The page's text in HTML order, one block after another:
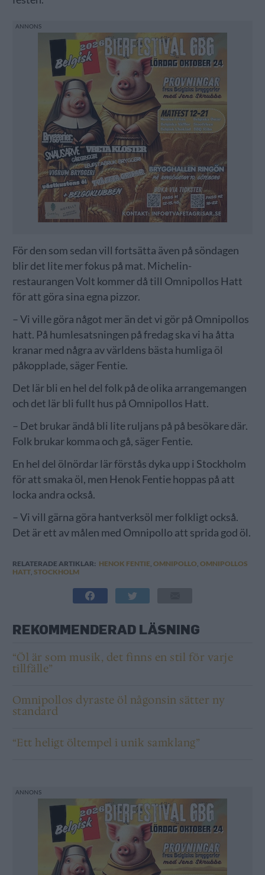
För den som sedan vill fortsätta även på söndagen
blir det lite mer fokus på mat. Michelin-
restaurangen Volt kommer då till Omnipollos Hatt
för att göra sina egna pizzor.
– Vi ville göra något mer än det vi gör på Omnipollos
hatt. På humlesatsningen på fredag ska vi ha åtta
kranar med några av världens bästa humliga öl
påkopplade, säger Fentie.
Det lär bli en hel del folk på de olika arrangemangen
och det lär bli fullt hus på Omnipollos Hatt.
– Det brukar ändå bli lite ruljans på på besökare där.
Folk brukar komma och gå, säger Fentie.
En hel del ölnördar lär förstås dyka upp i Stockholm
för att smaka öl, men Henok Fentie hoppas på att
locka andra också.
– Vi vill gärna göra hantverksöl mer folkligt också.
Det är ett av målen med Omnipollo att sprida god öl.
RELATERADE ARTIKLAR: HENOK FENTIE OMNIPOLLO OMNIPOLLOS
HATT, STOCKHOLM
REKOMMENDERAD LÄSNING
“Öl är som musik, det finns en stil för varje
tillfälle”
Omnipollos dyraste öl någonsin sätter ny
standard
“Ett heligt öltempel i unik samklang”